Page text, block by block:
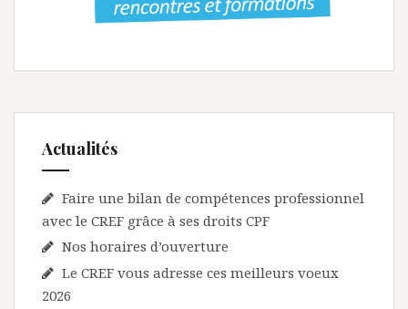
Actualités
Faire une bilan de compétences professionnel
avec le CREF grâce à ses droits CPF
Nos horaires d’ouverture
Le CREF vous adresse ces meilleurs voeux
2026